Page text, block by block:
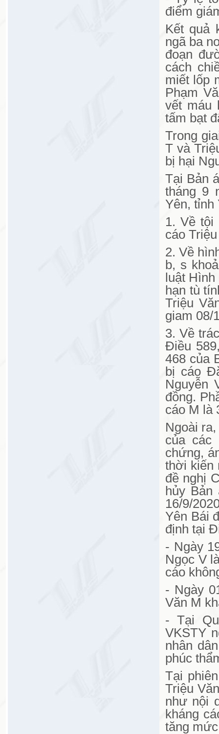
điểm
Kết quả
ngã ba
đoạn
cách
miết lốp
Phạm
vết máu
tấm bạt
Trong
T và
bị hại
Tại Bản
tháng 9
Yên, tỉnh
1. Về tội
cáo
2. Về
b, s
luật
hạn tù
Triệu
giam 08/
3. Về
Điều
468 của
bị cáo
Nguyễn
đồng.
cáo M là
Ngoài
của
chứng,
thời kiến
đề nghị
hủy
16/9/
Yên Bái
định tại
- Ngày
Ngọc V
cáo
- Ngày
Văn M
- Tại
VKSTY
nhân
phúc
Tại
Triệu
như nội
kháng
tăng